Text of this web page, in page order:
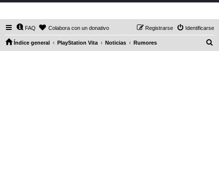
FAQ Colabora con un donativo Identificarse
Registrarse
Índice general PlayStation Vita Noticias Rumores